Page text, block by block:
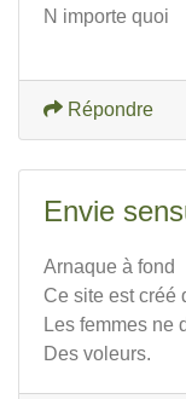
N importe quoi
Répondre
Envie
Arnaque à fond
Ce site est créé
Les femmes ne
Des voleurs.